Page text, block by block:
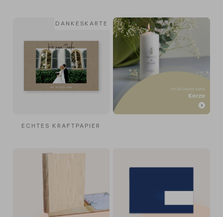
DANKESKARTE
ECHTES KRAFTPAPIER